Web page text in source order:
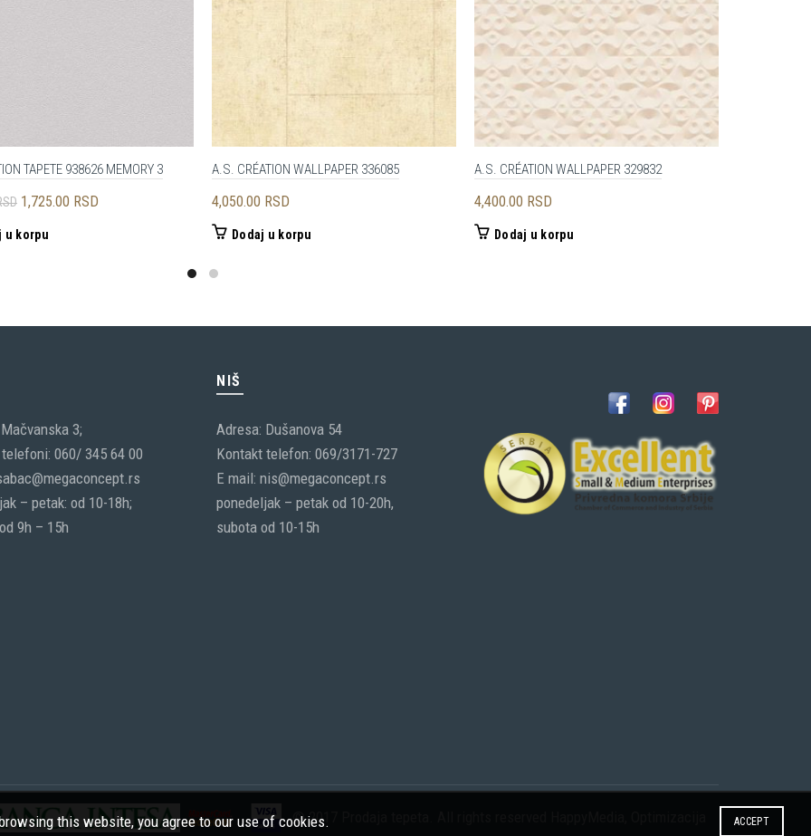
TAPETE 938626 MEMORY 3
Originalna
1,725.00 RSD
u korpu
A.S. CRÉATION WALLPAPER 336085
4,050.00 RSD
Dodaj u korpu
A.S. CRÉATION WALLPAPER 329832
4,400.00 RSD
Dodaj u korpu
3;
060/ 345 64 00
– petak: od 10-18h;
9h – 15h
NIŠ
Adresa: Dušanova 54
Kontakt telefon: 069/3171-727
E mail: nis@megaconcept.rs
ponedeljak – petak od 10-20h,
subota od 10-15h
© 2017 Prodaja tepeta. All rights reserved
this website, you agree to our use of cookies. ACCEPT